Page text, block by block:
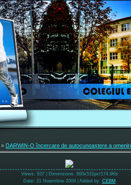
» DARWIN-O încercare de autocunoaștere a
Views: 637 | Dimensions: 800x531px/174.9Kb
Date: 21 Noiembrie 2009 | Added by: CEBM